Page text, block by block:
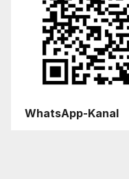
WhatsApp-Kanal